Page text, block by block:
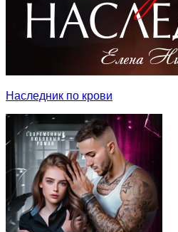
Наследник по крови